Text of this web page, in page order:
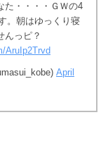
た・・・・ＧＷの4
。朝はゆっくり寝
んっピ？
AruIp2Trvd
April